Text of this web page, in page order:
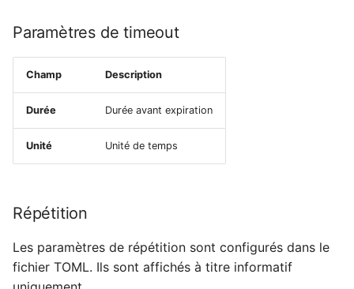
Paramètres de timeout
Champ Description
Durée Durée avant expiration
Unité Unité de temps
Répétition
Les paramètres de répétition sont configurés dans le
fichier TOML. Ils sont affichés à titre informatif